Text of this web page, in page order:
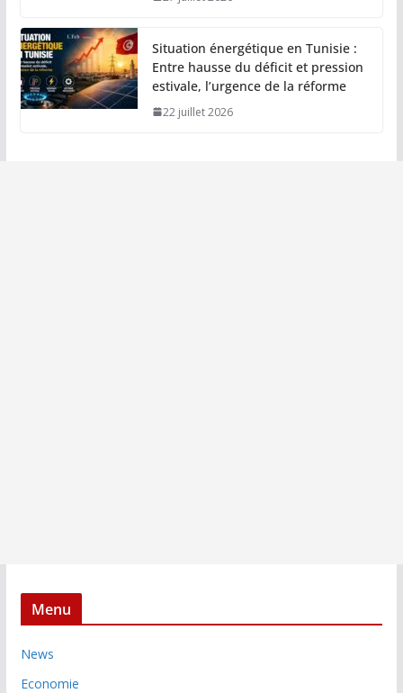
Situation énergétique en Tunisie :
Entre hausse du déficit et pression
estivale, l’urgence de la réforme
22 juillet 2026
Menu
News
Economie